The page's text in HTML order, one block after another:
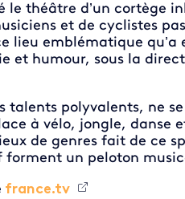
le théâtre d’un cortège
et de cyclistes
lieu emblématique
et humour, sous la
talents polyvalents, ne
à vélo, jongle, danse
de genres fait de ce
un peloton
france.tv